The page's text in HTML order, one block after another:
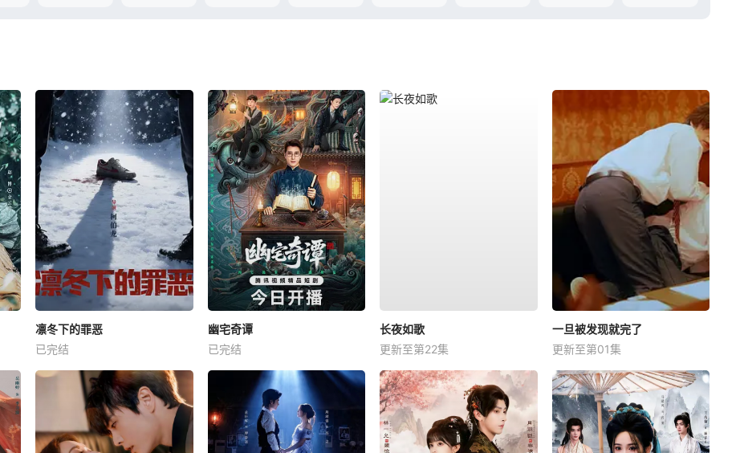
凛冬下的罪恶
已完结
幽宅奇谭
已完结
长夜如歌
更新至第22集
一旦被发现就完了
更新至第01集